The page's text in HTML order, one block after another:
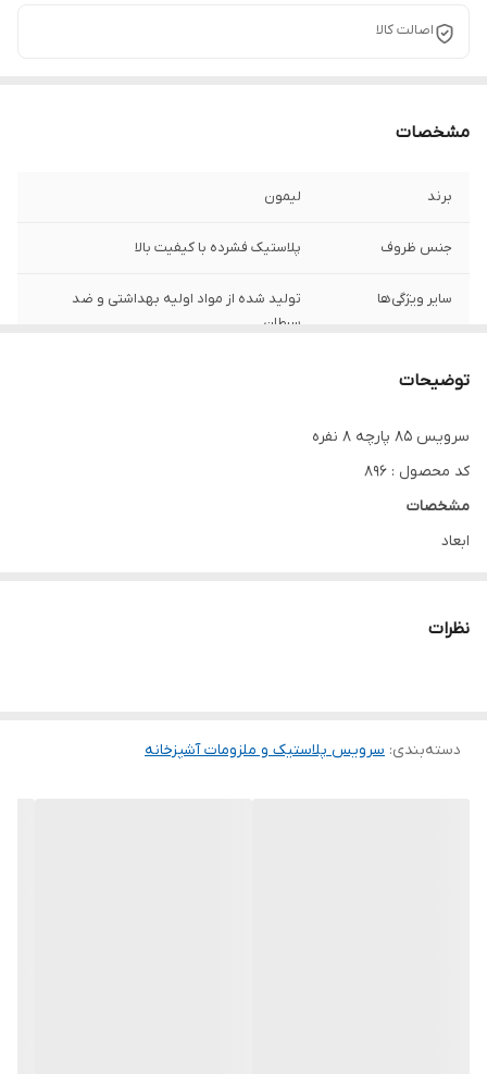
اصالت کالا
مشخصات
برند لیمون
جنس ظروف پلاستیک فشرده با کیفیت بالا
سایر ویژگی‌ها
تولید شده از مواد اولیه بهداشتی و ضد
سرطان
نوع محصول
توضیحات
سرویس 85 پارچه 8 نفره
کد محصول : 896
مشخصات
ابعاد
نظرات
دسته‌بندی: سرویس پلاستیک و ملزومات آشپزخانه